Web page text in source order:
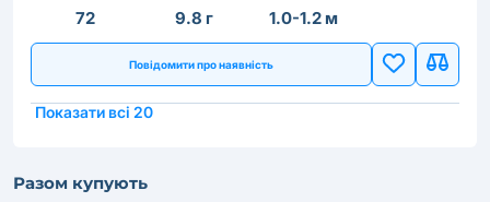
72 9.8 г 1.0-1.2 м
Повідомити про наявність
Показати всі 20
Разом купують